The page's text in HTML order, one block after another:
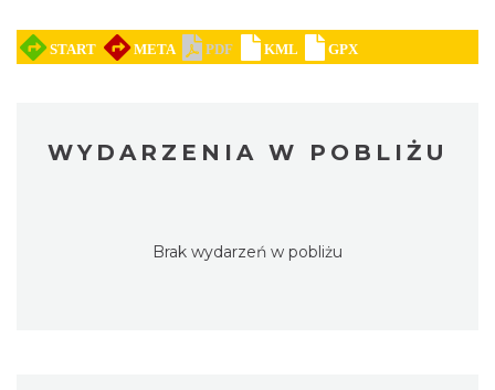
WYDARZENIA W POBLIŻU
Brak wydarzeń w pobliżu